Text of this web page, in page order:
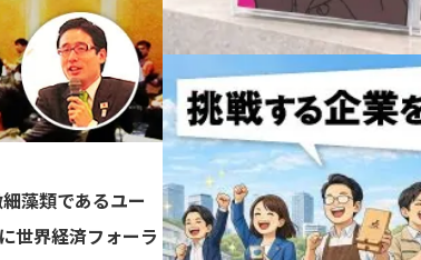
藻類であるユー
世界経済フォーラ